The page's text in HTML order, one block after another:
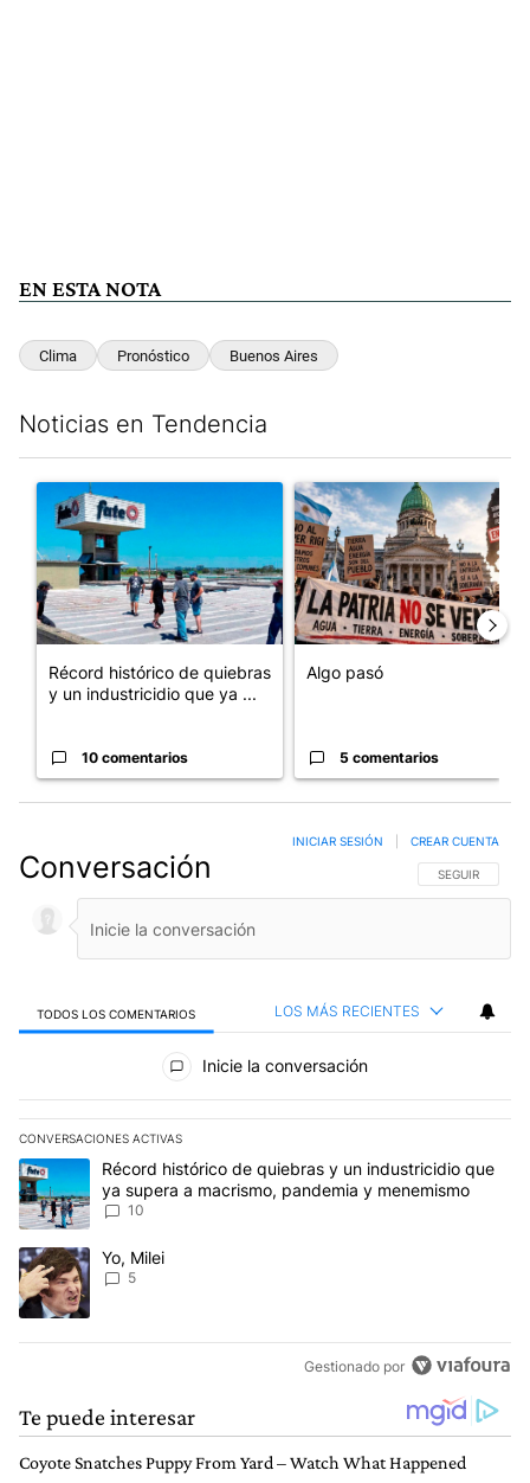
EN ESTA NOTA
Clima Pronóstico Buenos Aires
Noticias en Tendencia
Un artículo de tendencia con el título "Récord histórico de
Récord histórico de quiebras
y un industricidio que ya ...
10 comentarios
Un artículo de tendencia con
Algo pasó
5 comentarios
Conversación SIGA ESTA
SEGUIR
INICIAR SESIÓN CREAR CUENTA
TODOS LOS COMENTARIOS LOS MÁS RECIENTES
Todos los comentarios
Inicie la conversación
CONVERSACIONES ACTIVAS
Este listado muestra los artículos con más comentarios en los
Un artículo de tendencia con el título "Récord histórico de
Récord histórico de quiebras y un industricidio que
ya supera a macrismo, pandemia y menemismo
10
Un artículo de tendencia con el título "Yo, Milei" con 5
Yo, Milei
5
Gestionado por